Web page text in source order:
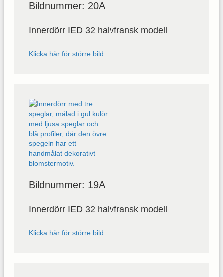
Bildnummer: 20A
Innerdörr IED 32 halvfransk modell
Klicka här för större bild
Bildnummer: 19A
Innerdörr IED 32 halvfransk modell
Klicka här för större bild